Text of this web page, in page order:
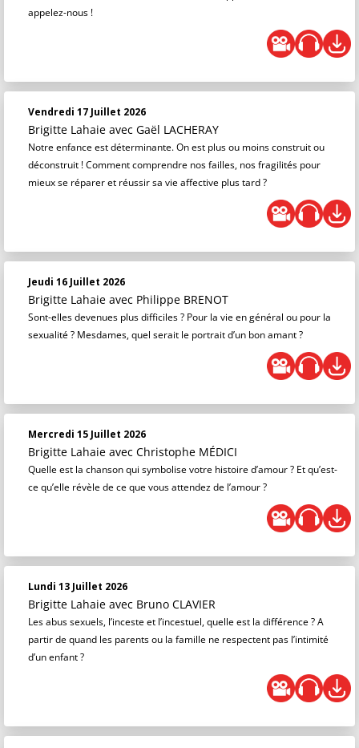
appelez-nous !
Vendredi 17 Juillet 2026
Brigitte Lahaie avec Gaël LACHERAY
Notre enfance est déterminante. On est plus ou moins construit ou
déconstruit ! Comment comprendre nos failles, nos fragilités pour
mieux se réparer et réussir sa vie affective plus tard ?
Jeudi 16 Juillet 2026
Brigitte Lahaie avec Philippe BRENOT
Sont-elles devenues plus difficiles ? Pour la vie en général ou pour la
sexualité ? Mesdames, quel serait le portrait d’un bon amant ?
Mercredi 15 Juillet 2026
Brigitte Lahaie avec Christophe MÉDICI
Quelle est la chanson qui symbolise votre histoire d’amour ? Et qu’est-
ce qu’elle révèle de ce que vous attendez de l’amour ?
Lundi 13 Juillet 2026
Brigitte Lahaie avec Bruno CLAVIER
Les abus sexuels, l’inceste et l’incestuel, quelle est la différence ? A
partir de quand les parents ou la famille ne respectent pas l’intimité
d’un enfant ?